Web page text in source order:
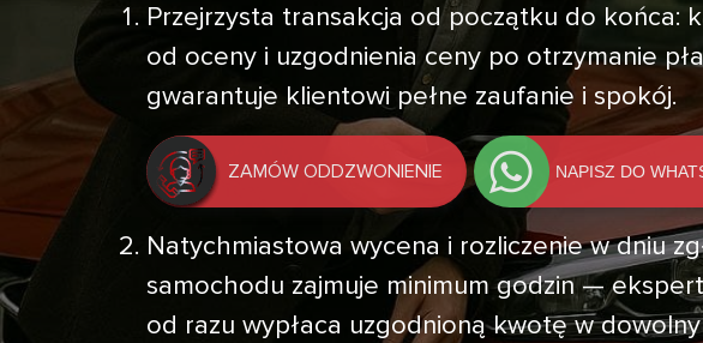
Przejrzysta transakcja od początku do
od oceny i uzgodnienia ceny po otrzymanie
gwarantuje klientowi pełne zaufanie i spokój.
ZAMÓW ODDZWONIENIE NAPISZ DO
Natychmiastowa wycena i rozliczenie w dniu
samochodu zajmuje minimum godzin —
od razu wypłaca uzgodnioną kwotę w